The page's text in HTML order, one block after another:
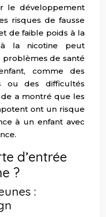
le développement
risques de fausse
de faible poids à la
à la nicotine peut
de santé
comme des
ou des difficultés
a montré que les
ont un risque
à un enfant avec
d’entrée
?
: